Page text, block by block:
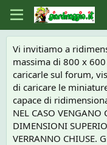
Vi invitiamo a
massima di 800 x
caricarle sul forum,
di caricare le
capace di
NEL CASO
DIMENSIONI
VERRANNO CHIUSE.